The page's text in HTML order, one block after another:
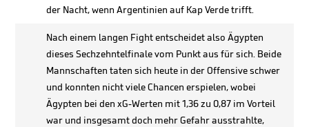
der Nacht, wenn Argentinien auf Kap Verde trifft.
Nach einem langen Fight entscheidet also Ägypten
dieses Sechzehntelfinale vom Punkt aus für sich. Beide
Mannschaften taten sich heute in der Offensive schwer
und konnten nicht viele Chancen erspielen, wobei
Ägypten bei den xG-Werten mit 1,36 zu 0,87 im Vorteil
war und insgesamt doch mehr Gefahr ausstrahlte,